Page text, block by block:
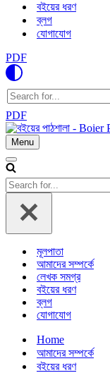
বইয়ের ধরণ
ব্লগ
যোগাযোগ
PDF
Search
for...
PDF
Menu
Navigation
Navigation
Menu
Search
for...
মূলপাতা
আমাদের সম্পর্কে
লেখক সমগ্র
বইয়ের ধরণ
ব্লগ
যোগাযোগ
Home
আমাদের সম্পর্কে
বইয়ের ধরণ